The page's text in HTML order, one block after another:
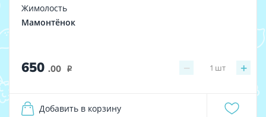
Жимолость
Мамонтёнок
650 .00 i − +
1 шт
Добавить в корзину